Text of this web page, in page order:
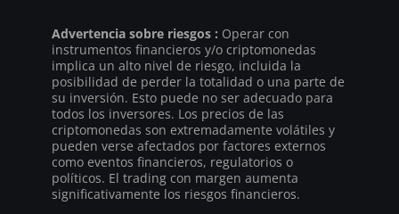
Advertencia sobre riesgos : Operar con
instrumentos financieros y/o criptomonedas
implica un alto nivel de riesgo, incluida la
posibilidad de perder la totalidad o una parte de
su inversión. Esto puede no ser adecuado para
todos los inversores. Los precios de las
criptomonedas son extremadamente volátiles y
pueden verse afectados por factores externos
como eventos financieros, regulatorios o
políticos. El trading con margen aumenta
significativamente los riesgos financieros.